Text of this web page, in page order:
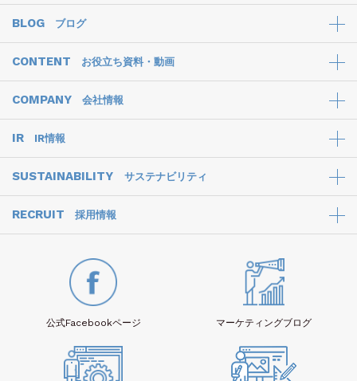
BLOG ブログ
CONTENT お役立ち資料・動画
COMPANY 会社情報
IR IR情報
SUSTAINABILITY サステナビリティ
RECRUIT 採用情報
公式Facebookページ マーケティングブログ